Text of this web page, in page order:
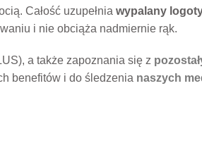
Całość uzupełnia wypalany
i nie obciąża nadmiernie rąk.
a także zapoznania się z
benefitów i do śledzenia naszych